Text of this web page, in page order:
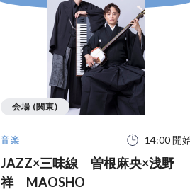
音楽 14:00 開
JAZZ×三味線 曽根麻央×浅野
祥 MAOSHO
会場 (関東)